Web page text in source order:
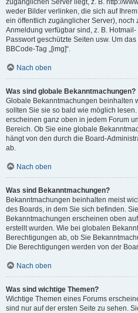
zugänglichen Server liegt, z. B. http://
weder Bilder verlinken, die sich auf
ein öffentlich zugänglicher Server), noch
Anmeldung verfügbar sind, z. B.
Passwort geschützte Seiten usw. Um
BBCode-Tag „[img]“.
Nach oben
Was sind globale Bekanntmachungen?
Globale Bekanntmachungen beinhalten
sollten Sie sie so bald wie möglich
erscheinen ganz oben in jedem Forum
Bereich. Ob Sie eine globale
hängt von den durch die Board-
ab.
Nach oben
Was sind Bekanntmachungen?
Bekanntmachungen beinhalten meist
des Boards, in dem Sie sich befinden.
Bekanntmachungen erscheinen oben
erstellt wurden. Wie bei globalen
Berechtigungen ab, ob Sie
Die Berechtigungen werden von der
Nach oben
Was sind wichtige Themen?
Wichtige Themen eines Forums
sind nur auf der ersten Seite zu sehen.